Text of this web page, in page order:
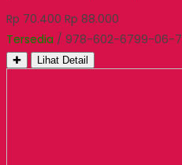
Rp 70.400 Rp 88.000
Tersedia / 978-602-6799-06-7
✚ Lihat Detail